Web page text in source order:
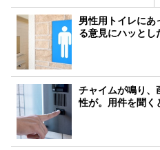
男性用トイレに
る意見にハッとし
チャイムが鳴り、
性が。用件を聞く